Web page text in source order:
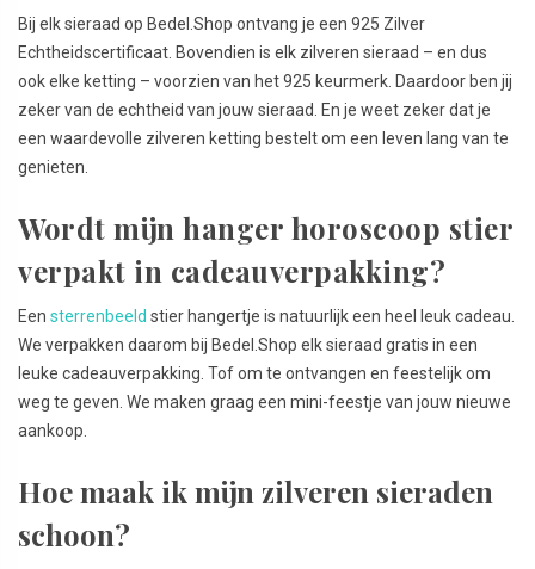
Bij elk sieraad op Bedel.Shop ontvang je een 925 Zilver
Echtheidscertificaat. Bovendien is elk zilveren sieraad – en dus
ook elke ketting – voorzien van het 925 keurmerk. Daardoor ben jij
zeker van de echtheid van jouw sieraad. En je weet zeker dat je
een waardevolle zilveren ketting bestelt om een leven lang van te
genieten.
Wordt mijn hanger horoscoop stier
verpakt in cadeauverpakking?
Een sterrenbeeld stier hangertje is natuurlijk een heel leuk cadeau.
We verpakken daarom bij Bedel.Shop elk sieraad gratis in een
leuke cadeauverpakking. Tof om te ontvangen en feestelijk om
weg te geven. We maken graag een mini-feestje van jouw nieuwe
aankoop.
Hoe maak ik mijn zilveren sieraden
schoon?